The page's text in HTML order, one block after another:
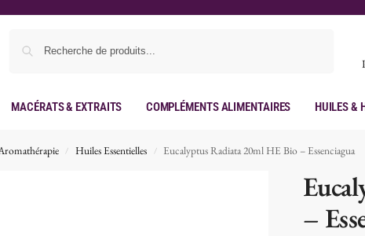
Macérats & Extraits Compléments Alimentaires Huiles
/ Huiles Essentielles / Eucalyptus Radiata 20ml HE Bio – Essenciagua
–